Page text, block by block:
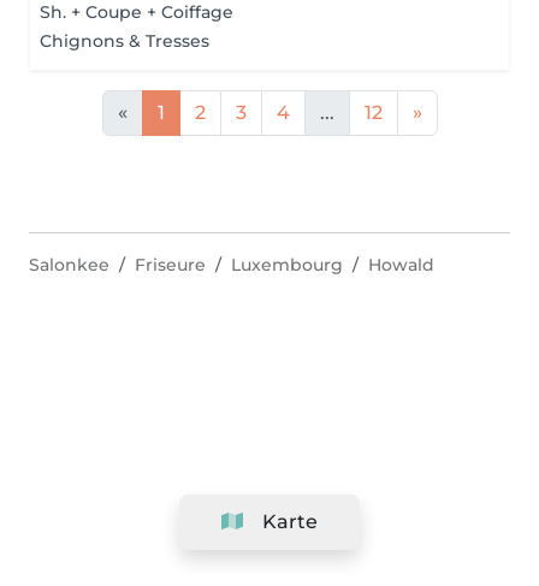
Sh. + Coupe + Coiffage
Chignons & Tresses
« 1 2 3 4 ... 12 »
Karte
Salonkee Friseure Luxembourg Howald